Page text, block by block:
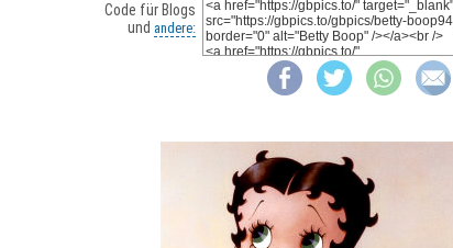
Code für Blogs
und andere: